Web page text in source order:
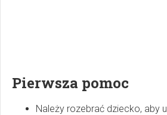
Pierwsza pomoc
Należy rozebrać dziecko, aby